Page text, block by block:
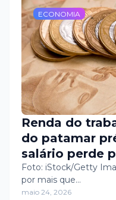
ECONOMIA
Renda do
do patamar
salário perde
Foto: iStock/Getty
por mais que…
maio 24, 2026